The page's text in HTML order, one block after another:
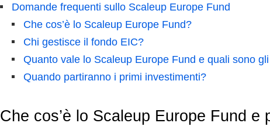
Domande frequenti sullo Scaleup Europe Fund
Che cos’è lo Scaleup Europe Fund?
Chi gestisce il fondo EIC?
Quanto vale lo Scaleup Europe Fund e quali sono
Quando partiranno i primi investimenti?
Che cos’è lo Scaleup Europe Fund e